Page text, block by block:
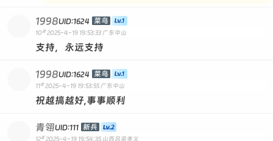
1998UID:1624 菜鸟
10 # 2025-4-19 19:53:33 广东中山
支持，永远支持
1998UID:1624 菜鸟
11# 2025-4-19 19:53:55 广东中山
祝越搞越好,事事顺利
青翎UID:111 新兵
12# 2025-4-19 19:54:35 山西吕梁孝义